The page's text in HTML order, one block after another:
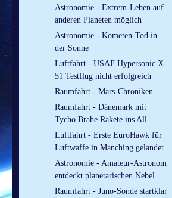
Astronomie - Extrem-Leben auf
anderen Planeten möglich
Astronomie - Kometen-Tod in
der Sonne
Luftfahrt - USAF Hypersonic X-
51 Testflug nicht erfolgreich
Raumfahrt - Mars-Chroniken
Raumfahrt - Dänemark mit
Tycho Brahe Rakete ins All
Luftfahrt - Erste EuroHawk für
Luftwaffe in Manching gelandet
Astronomie - Amateur-Astronom
entdeckt planetarischen Nebel
Raumfahrt - Juno-Sonde startklar